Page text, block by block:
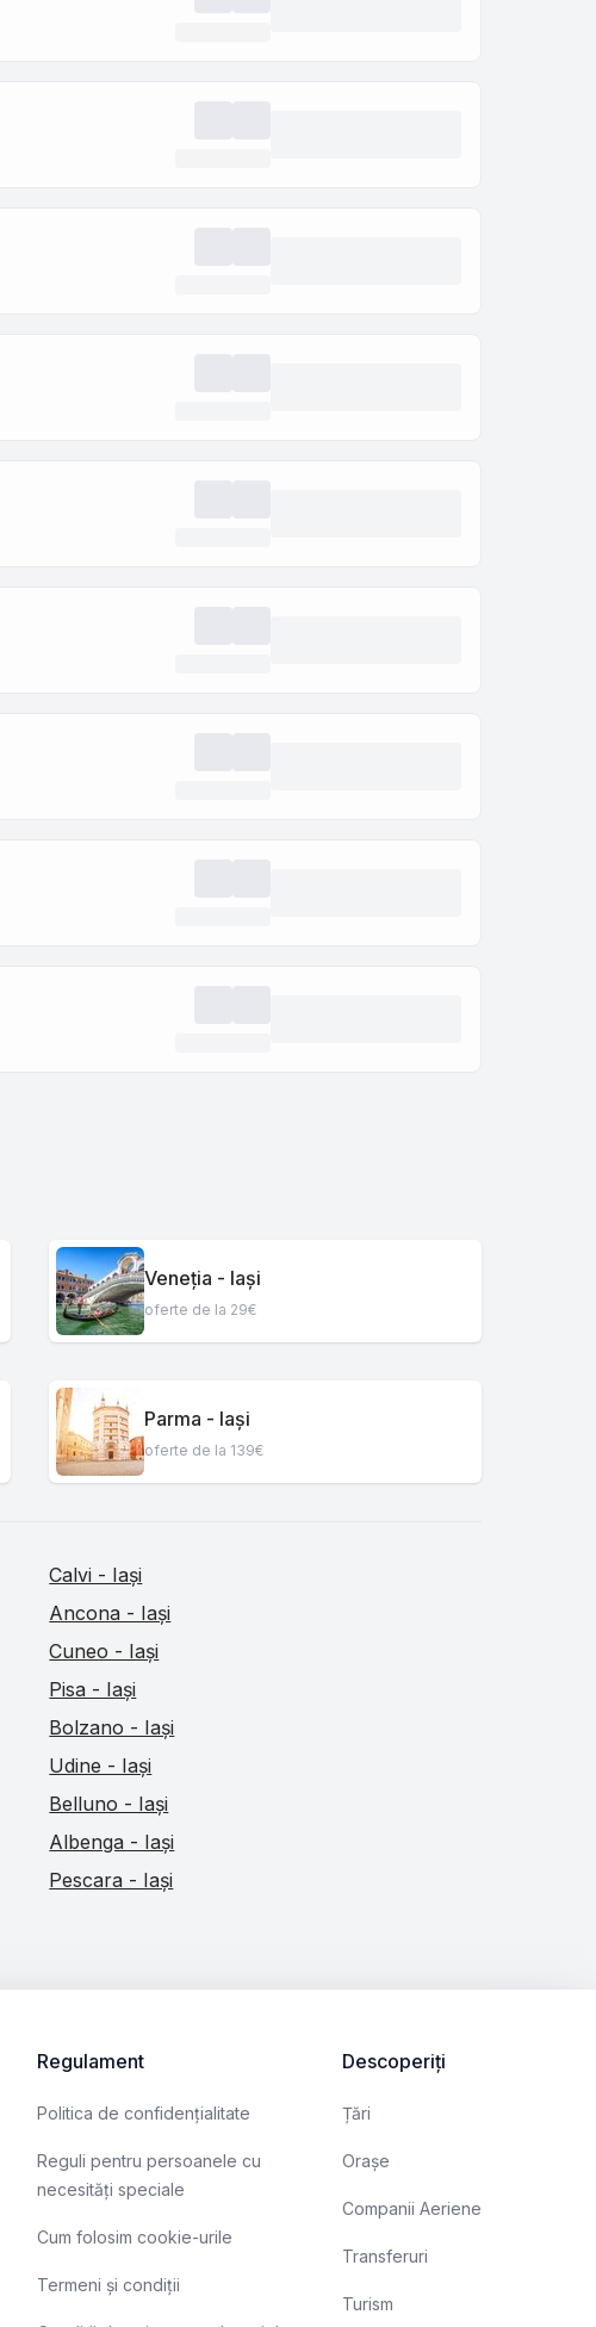
Veneția - Iași
oferte de la 29€
Parma - Iași
oferte de la 139€
Calvi - Iași
Ancona - Iași
Cuneo - Iași
Pisa - Iași
Bolzano - Iași
Udine - Iași
Belluno - Iași
Albenga - Iași
Pescara - Iași
Regulament
Politica de confidențialitate
Reguli pentru persoanele cu
necesități speciale
Cum folosim cookie-urile
Termeni și condiții
Descoperiți
Țări
Orașe
Companii Aeriene
Transferuri
Turism